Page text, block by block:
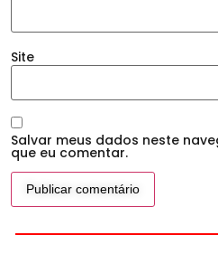
Site
Salvar meus dados neste
que eu comentar.